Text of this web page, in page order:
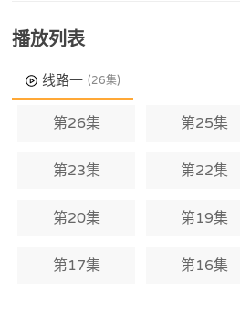
播放列表
线路一 (26集)
第26集 第25集
第23集 第22集
第20集 第19集
第17集 第16集